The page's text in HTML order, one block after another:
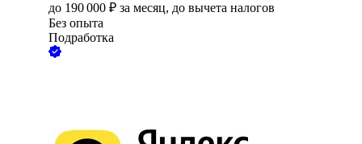
до 190 000 ₽ за месяц, до вычета налогов
Без опыта
Подработка